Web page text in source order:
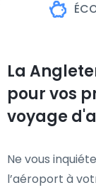
La
pour vos
voyage
Ne vous
l’aéroport à